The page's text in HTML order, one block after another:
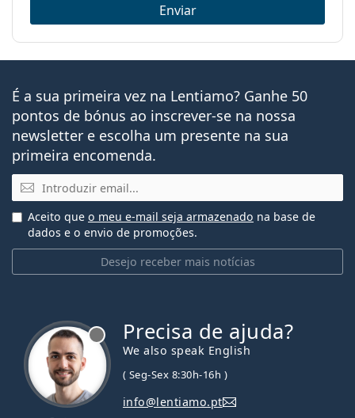
Enviar
É a sua primeira vez na Lentiamo? Ganhe 50
pontos de bónus ao inscrever-se na nossa
newsletter e escolha um presente na sua
primeira encomenda.
Email
Desejo receber mais notícias
Aceito que o meu e-mail seja armazenado na base de
dados e o envio de promoções.
Precisa de ajuda?
We also speak English
( Seg-Sex 8:30h-16h )
info@lentiamo.pt